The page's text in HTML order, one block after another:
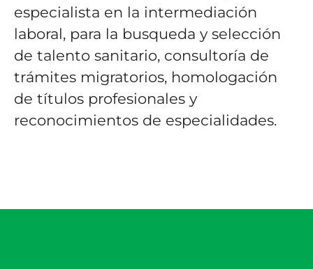
especialista en la intermediación
laboral, para la busqueda y selección
de talento sanitario, consultoría de
trámites migratorios, homologación
de títulos profesionales y
reconocimientos de especialidades.